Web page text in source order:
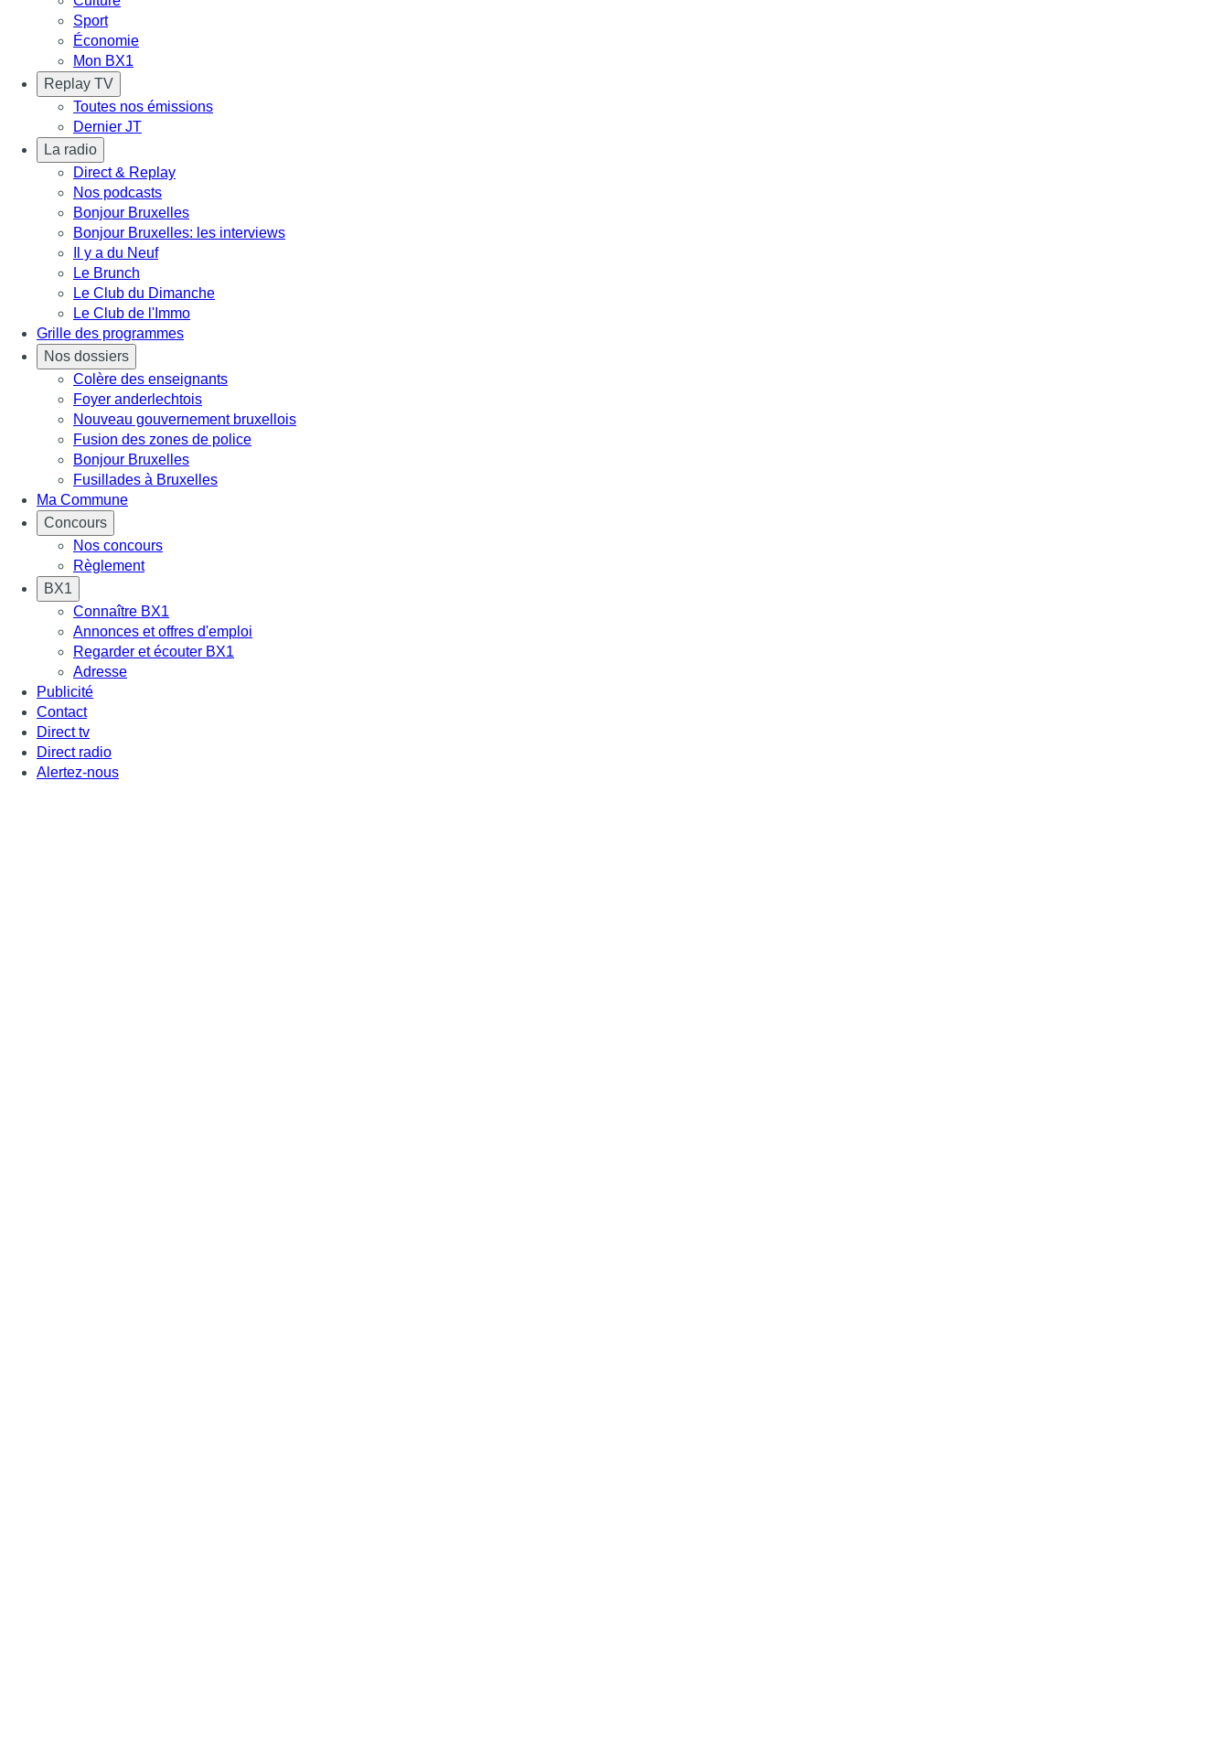
Sport
Économie
Mon BX1
Replay TV
Toutes nos émissions
Dernier JT
La radio
Direct & Replay
Nos podcasts
Bonjour Bruxelles
Bonjour Bruxelles: les interviews
Il y a du Neuf
Le Brunch
Le Club du Dimanche
Le Club de l'Immo
Grille des programmes
Nos dossiers
Colère des enseignants
Foyer anderlechtois
Nouveau gouvernement bruxellois
Fusion des zones de police
Bonjour Bruxelles
Fusillades à Bruxelles
Ma Commune
Concours
Nos concours
Règlement
BX1
Connaître BX1
Annonces et offres d'emploi
Regarder et écouter BX1
Adresse
Publicité
Contact
Direct tv
Direct radio
Alertez-nous